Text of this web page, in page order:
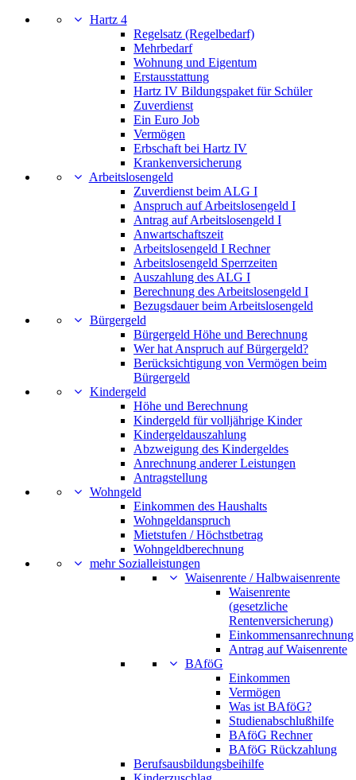
Hartz 4
Regelsatz (Regelbedarf)
Mehrbedarf
Wohnung und Eigentum
Erstausstattung
Hartz IV Bildungspaket für Schüler
Zuverdienst
Ein Euro Job
Vermögen
Erbschaft bei Hartz IV
Krankenversicherung
Arbeitslosengeld
Zuverdienst beim ALG I
Anspruch auf Arbeitslosengeld I
Antrag auf Arbeitslosengeld I
Anwartschaftszeit
Arbeitslosengeld I Rechner
Arbeitslosengeld Sperrzeiten
Auszahlung des ALG I
Berechnung des Arbeitslosengeld I
Bezugsdauer beim Arbeitslosengeld
Bürgergeld
Bürgergeld Höhe und Berechnung
Wer hat Anspruch auf Bürgergeld?
Berücksichtigung von Vermögen beim
Bürgergeld
Kindergeld
Höhe und Berechnung
Kindergeld für volljährige Kinder
Kindergeldauszahlung
Abzweigung des Kindergeldes
Anrechnung anderer Leistungen
Antragstellung
Wohngeld
Einkommen des Haushalts
Wohngeldanspruch
Mietstufen / Höchstbetrag
Wohngeldberechnung
mehr Sozialleistungen
Waisenrente / Halbwaisenrente
Waisenrente
(gesetzliche
Rentenversicherung)
Einkommensanrechnung
Antrag auf Waisenrente
BAföG
Einkommen
Vermögen
Was ist BAföG?
Studienabschlußhilfe
BAföG Rechner
BAföG Rückzahlung
Berufsausbildungsbeihilfe